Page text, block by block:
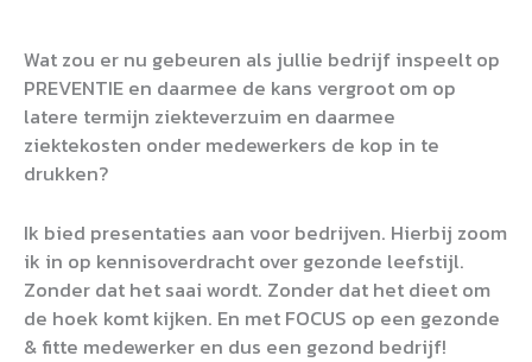
Wat zou er nu gebeuren als jullie bedrijf inspeelt op
PREVENTIE en daarmee de kans vergroot om op
latere termijn ziekteverzuim en daarmee
ziektekosten onder medewerkers de kop in te
drukken?
Ik bied presentaties aan voor bedrijven. Hierbij zoom
ik in op kennisoverdracht over gezonde leefstijl.
Zonder dat het saai wordt. Zonder dat het dieet om
de hoek komt kijken. En met FOCUS op een gezonde
& fitte medewerker en dus een gezond bedrijf!